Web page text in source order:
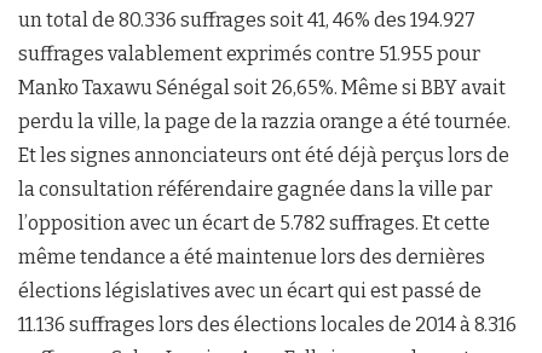
un total de 80.336 suffrages soit 41, 46% des 194.927
suffrages valablement exprimés contre 51.955 pour
Manko Taxawu Sénégal soit 26,65%. Même si BBY avait
perdu la ville, la page de la razzia orange a été tournée.
Et les signes annonciateurs ont été déjà perçus lors de
la consultation référendaire gagnée dans la ville par
l’opposition avec un écart de 5.782 suffrages. Et cette
même tendance a été maintenue lors des dernières
élections législatives avec un écart qui est passé de
11.136 suffrages lors des élections locales de 2014 à 8.316